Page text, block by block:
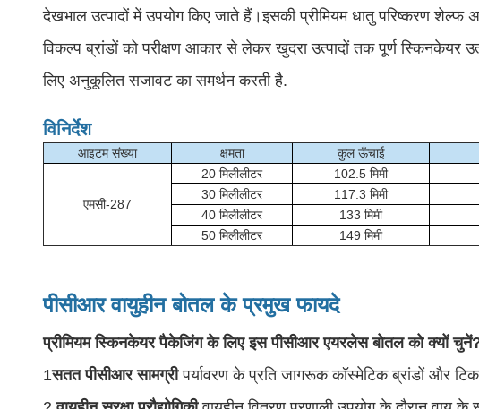
देखभाल उत्पादों में उपयोग किए जाते हैं।इसकी प्रीमियम धातु परिष्करण शेल्फ
विकल्प ब्रांडों को परीक्षण आकार से लेकर खुदरा उत्पादों तक पूर्ण स्किनकेयर
लिए अनुकूलित सजावट का समर्थन करती है.
विनिर्देश
आइटम संख्या क्षमता कुल ऊँचाई
एमसी-287
20 मिलीलीटर 102.5 मिमी
30 मिलीलीटर
117.3 मिमी
40 मिलीलीटर
133 मिमी
50 मिलीलीटर
149 मिमी
पीसीआर वायुहीन बोतल के प्रमुख फायदे
प्रीमियम स्किनकेयर पैकेजिंग के लिए इस पीसीआर एयरलेस बोतल को क्यों
1सतत पीसीआर सामग्री पर्यावरण के प्रति जागरूक कॉस्मेटिक ब्रांडों और